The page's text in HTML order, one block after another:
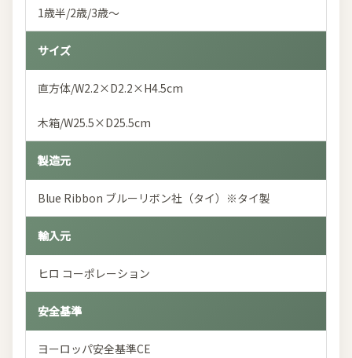
1歳半/2歳/3歳～
サイズ
直方体/W2.2×D2.2×H4.5cm
木箱/W25.5×D25.5cm
製造元
Blue Ribbon ブルーリボン社（タイ）※タイ製
輸入元
ヒロ コーポレーション
安全基準
ヨーロッパ安全基準CE